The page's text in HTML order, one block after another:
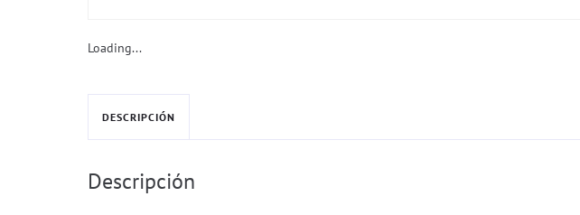
Loading...
DESCRIPCIÓN
Descripción